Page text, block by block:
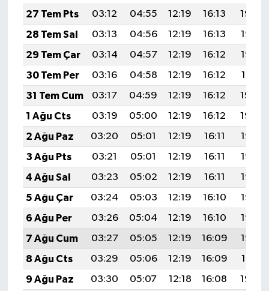
27 Tem Pts
03:12 04:55 12:19 16:13
19:34
28 Tem Sal
03:13 04:56 12:19 16:13
19:33
29 Tem Çar
03:14 04:57 12:19 16:12
19:32
30 Tem Per
03:16 04:58 12:19 16:12
19:31
31 Tem Cum
03:17 04:59 12:19 16:12
19:30
1 Ağu Cts
03:19 05:00 12:19 16:12
19:29
2 Ağu Paz
03:20 05:01 12:19 16:11
19:28
3 Ağu Pts
03:21 05:01 12:19 16:11
19:27
4 Ağu Sal
03:23 05:02 12:19 16:11
19:26
5 Ağu Çar
03:24 05:03 12:19 16:10
19:25
6 Ağu Per
03:26 05:04 12:19 16:10
19:23
7 Ağu Cum
03:27 05:05 12:19 16:09
19:22
8 Ağu Cts
03:29 05:06 12:19 16:09
19:21
9 Ağu Paz
03:30 05:07 12:18 16:08
19:20